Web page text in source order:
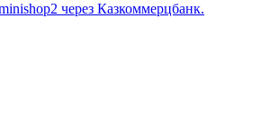
через Казкоммерцбанк.